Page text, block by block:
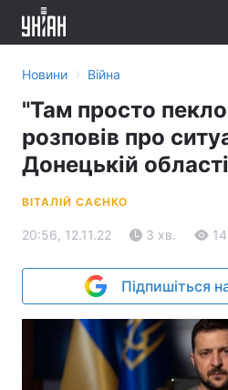
Новини › Війна
"Там просто
розповів про
Донецькій
ВІТАЛІЙ САЄНКО
20:56, 12.11.22 3 хв.
Підпишіться